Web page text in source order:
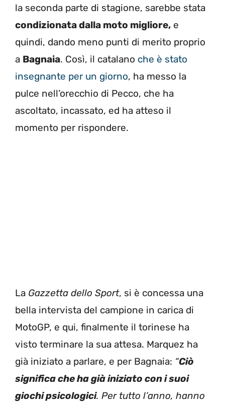
la seconda parte di stagione, sarebbe stata
condizionata dalla moto migliore, e
quindi, dando meno punti di merito proprio
a Bagnaia. Così, il catalano che è stato
insegnante per un giorno, ha messo la
pulce nell’orecchio di Pecco, che ha
ascoltato, incassato, ed ha atteso il
momento per rispondere.
La Gazzetta dello Sport, si è concessa una
bella intervista del campione in carica di
MotoGP, e qui, finalmente il torinese ha
visto terminare la sua attesa. Marquez ha
già iniziato a parlare, e per Bagnaia: “Ciò
significa che ha già iniziato con i suoi
giochi psicologici. Per tutto l’anno, hanno